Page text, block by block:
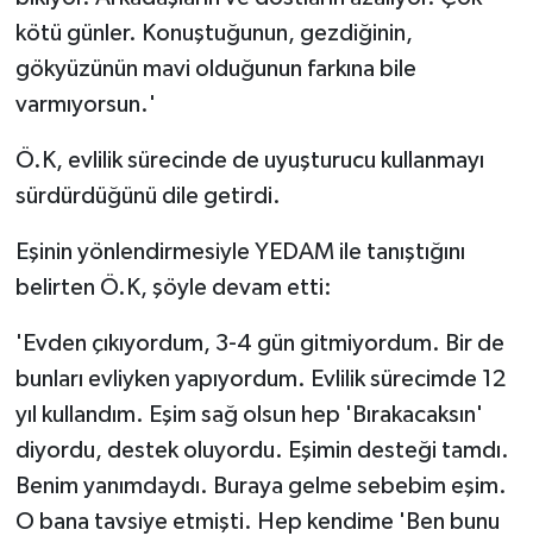
kötü günler. Konuştuğunun, gezdiğinin,
gökyüzünün mavi olduğunun farkına bile
varmıyorsun.'
Ö.K, evlilik sürecinde de uyuşturucu kullanmayı
sürdürdüğünü dile getirdi.
Eşinin yönlendirmesiyle YEDAM ile tanıştığını
belirten Ö.K, şöyle devam etti:
'Evden çıkıyordum, 3-4 gün gitmiyordum. Bir de
bunları evliyken yapıyordum. Evlilik sürecimde 12
yıl kullandım. Eşim sağ olsun hep 'Bırakacaksın'
diyordu, destek oluyordu. Eşimin desteği tamdı.
Benim yanımdaydı. Buraya gelme sebebim eşim.
O bana tavsiye etmişti. Hep kendime 'Ben bunu